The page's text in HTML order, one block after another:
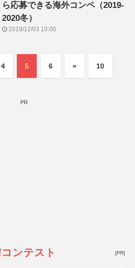
ら応募できる海外コンペ（2019-
2020冬）
2019/12/03 10:00
4 5 6 » 10
PR
ンテスト [PR]